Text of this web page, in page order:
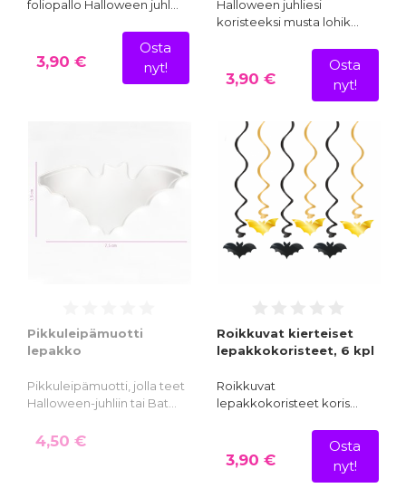
foliopallo Halloween juhl…
3,90 €
Osta
nyt!
Halloween juhliesi
koristeeksi musta lohik…
3,90 €
Osta
nyt!
Pikkuleipämuotti
lepakko
Pikkuleipämuotti, jolla teet
Halloween-juhliin tai Bat…
4,50 €
Roikkuvat kierteiset
lepakkokoristeet, 6 kpl
Roikkuvat
lepakkokoristeet koris…
3,90 €
Osta
nyt!